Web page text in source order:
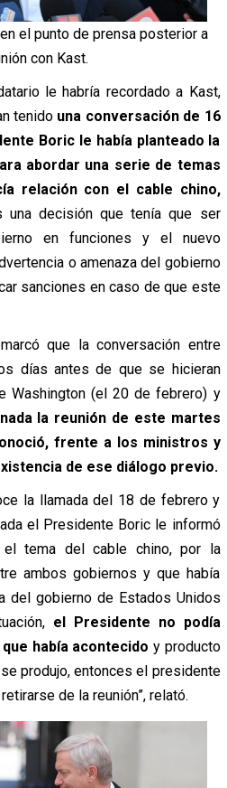
el punto de prensa posterior a
con Kast.
le habría recordado a Kast,
tenidouna conversación de 16
Boric le había planteado la
abordar una serie de temas
relación con el cable chino,
una decisión que tenía que ser
en funciones y el nuevo
o amenaza del gobierno
sanciones en caso de que este
que la conversación entre
días antes de que se hicieran
Washington (el 20 de febrero) y
la reunión de este martes
frente a los ministros y
de ese diálogo previo.
la llamada del 18 de febrero y
el Presidente Boric le informó
el tema del cable chino, por la
ambos gobiernos y que había
del gobierno de Estados Unidos
el Presidente no podía
había acontecido y producto
produjo, entonces el presidente
de la reunión”, relató.